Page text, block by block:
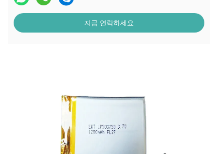
지금 연락하세요